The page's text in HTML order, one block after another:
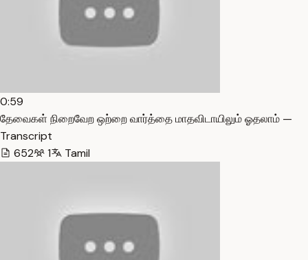
0:59
தேவைகள் நிறைவேற ஒற்றை வார்த்தை மாதவிடாயிலும் ஓதலாம் —
Transcript
652
1 Tamil